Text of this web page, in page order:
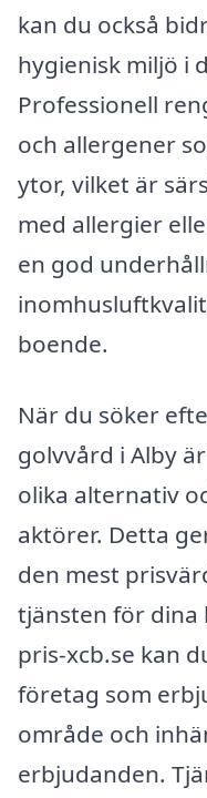
kan du också
hygienisk miljö i
Professionell
och allergener
ytor, vilket är
med allergier
en god
boende.
När du söker
golvvård i Alby
olika alternativ
aktörer. Detta
den mest
tjänsten för dina
pris-xcb.se kan
företag som
område och
erbjudanden.